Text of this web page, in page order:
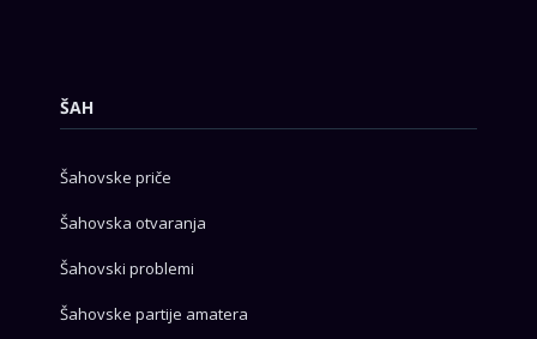
ŠAH
Šahovske priče
Šahovska otvaranja
Šahovski problemi
Šahovske partije amatera